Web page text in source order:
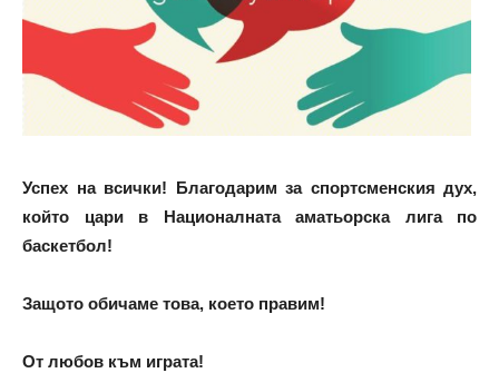
Успех на всички! Благодарим за спортсменския дух,
който цари в Националната аматьорска лига по
баскетбол!
Защото обичаме това, което правим!
От любов към играта!